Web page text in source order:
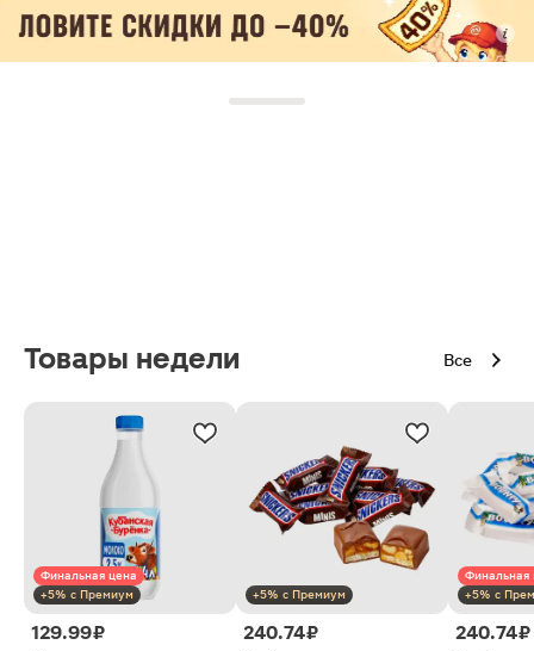
Товары недели Все
Финальная цена
+5% с Премиум
129.99 ₽
+5% с Премиум
240.74 ₽
Финальная
+5% с
240.74 ₽